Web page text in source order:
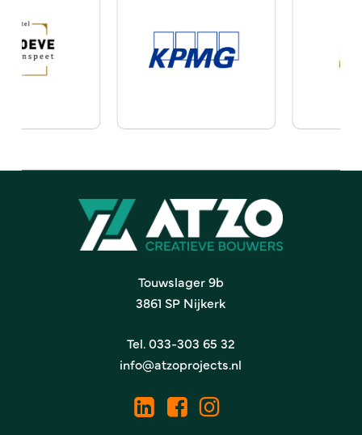
Touwslager 9b
3861 SP Nijkerk
Tel.033-303 65 32
info@atzoprojects.nl